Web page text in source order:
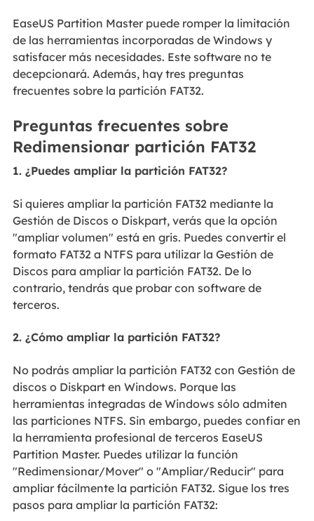
EaseUS Partition Master puede romper la limitación
de las herramientas incorporadas de Windows y
satisfacer más necesidades. Este software no te
decepcionará. Además, hay tres preguntas
frecuentes sobre la partición FAT32.
Preguntas frecuentes sobre
Redimensionar partición FAT32
1. ¿Puedes ampliar la partición FAT32?
Si quieres ampliar la partición FAT32 mediante la
Gestión de Discos o Diskpart, verás que la opción
"ampliar volumen" está en gris. Puedes convertir el
formato FAT32 a NTFS para utilizar la Gestión de
Discos para ampliar la partición FAT32. De lo
contrario, tendrás que probar con software de
terceros.
2. ¿Cómo ampliar la partición FAT32?
No podrás ampliar la partición FAT32 con Gestión de
discos o Diskpart en Windows. Porque las
herramientas integradas de Windows sólo admiten
las particiones NTFS. Sin embargo, puedes confiar en
la herramienta profesional de terceros EaseUS
Partition Master. Puedes utilizar la función
"Redimensionar/Mover" o "Ampliar/Reducir" para
ampliar fácilmente la partición FAT32. Sigue los tres
pasos para ampliar la partición FAT32: